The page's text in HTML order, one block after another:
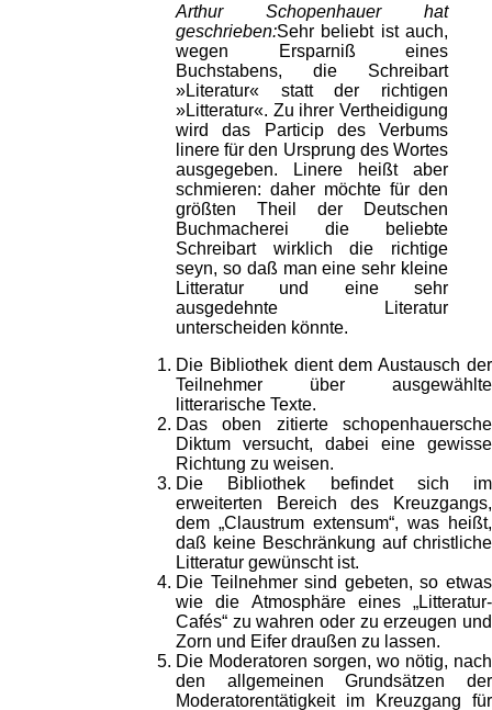
Arthur Schopenhauer hat
geschrieben:Sehr beliebt ist auch,
wegen Ersparniß eines
Buchstabens, die Schreibart
»Literatur« statt der richtigen
»Litteratur«. Zu ihrer Vertheidigung
wird das Particip des Verbums
linere für den Ursprung des Wortes
ausgegeben. Linere heißt aber
schmieren: daher möchte für den
größten Theil der Deutschen
Buchmacherei die beliebte
Schreibart wirklich die richtige
seyn, so daß man eine sehr kleine
Litteratur und eine sehr
ausgedehnte Literatur
unterscheiden könnte.
Die Bibliothek dient dem Austausch der
Teilnehmer über ausgewählte
litterarische Texte.
Das oben zitierte schopenhauersche
Diktum versucht, dabei eine gewisse
Richtung zu weisen.
Die Bibliothek befindet sich im
erweiterten Bereich des Kreuzgangs,
dem „Claustrum extensum“, was heißt,
daß keine Beschränkung auf christliche
Litteratur gewünscht ist.
Die Teilnehmer sind gebeten, so etwas
wie die Atmosphäre eines „Litteratur-
Cafés“ zu wahren oder zu erzeugen und
Zorn und Eifer draußen zu lassen.
Die Moderatoren sorgen, wo nötig, nach
den allgemeinen Grundsätzen der
Moderatorentätigkeit im Kreuzgang für